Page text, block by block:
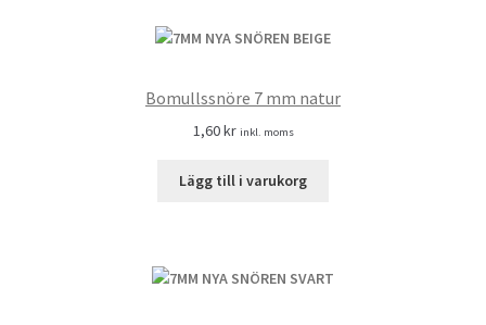
Bomullssnöre 7 mm natur
1,60kr inkl. moms
Lägg till i varukorg